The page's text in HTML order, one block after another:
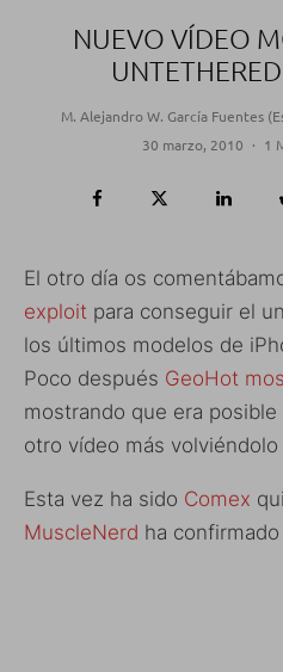
NUEVO VÍDEO
M. Alejandro W. García Fuentes
30 marzo, 2010 · 1
El otro día os
exploit para conseguir el
los últimos modelos de
Poco después GeoHot
mostrando que era
otro vídeo más volviéndolo
Esta vez ha sido Comex
MuscleNerd ha